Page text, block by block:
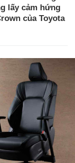
lấy cảm hứng
của Toyota